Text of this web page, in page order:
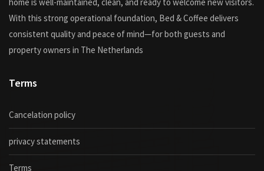
With this strong operational foundation, Bed & Coffee delivers
consistent quality and peace of mind—for both guests and
property owners in The Netherlands
Terms
Cancelation policy
privacy statements
Terms